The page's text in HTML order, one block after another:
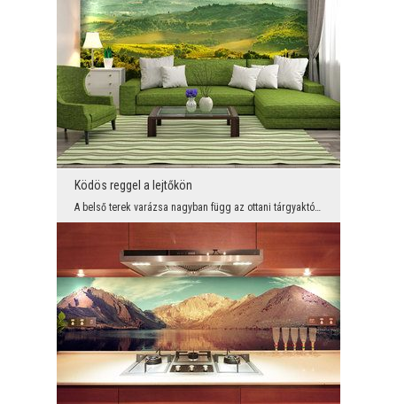
Ködös reggel a lejtőkön
A belső terek varázsa nagyban függ az ottani tárgyaktól és színektől. Szeretni fog egy varázslato...